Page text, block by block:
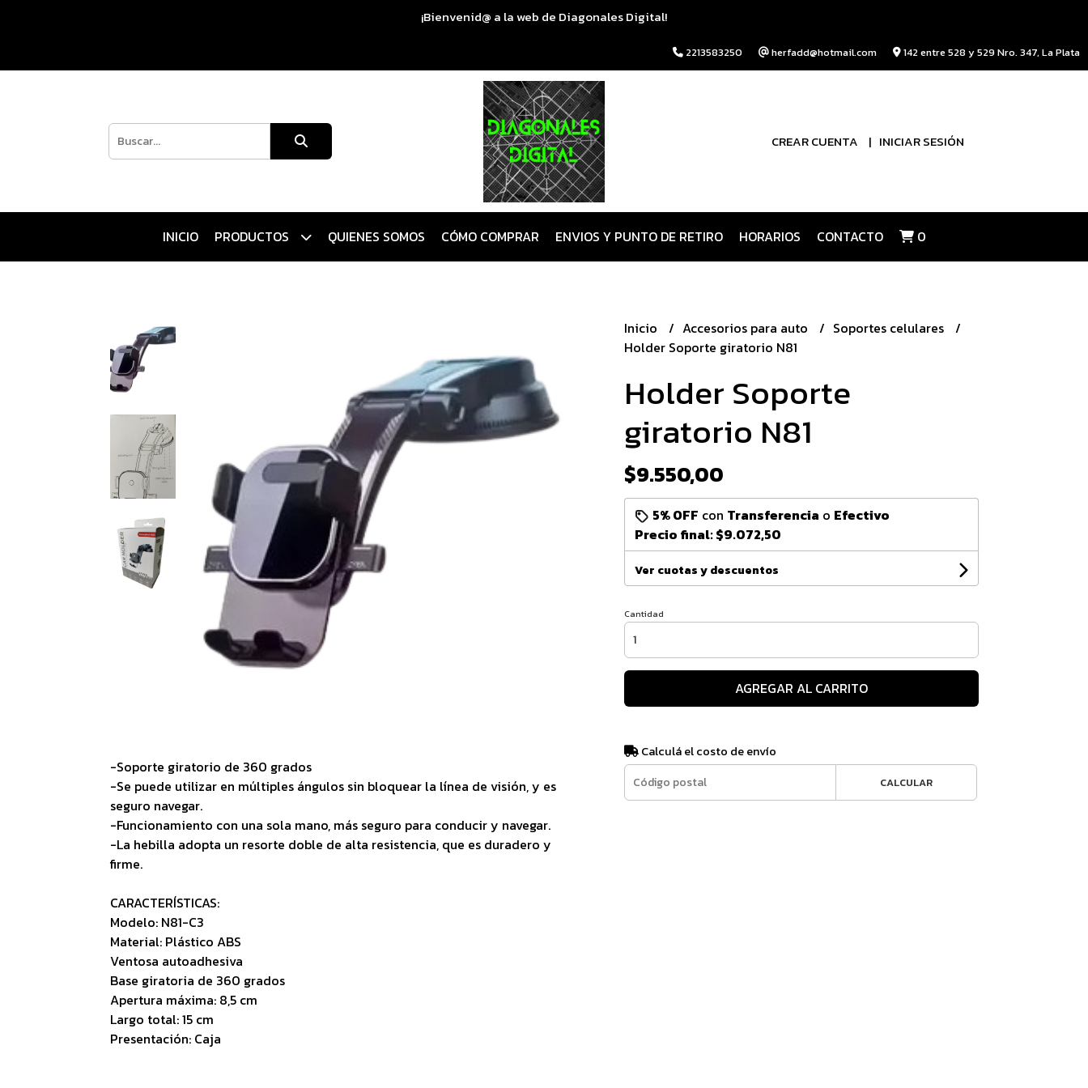
¡Bienvenid@ a la web de Diagonales Digital!
2213583250 herfadd@hotmail.com 142 entre 528 y 529 Nro. 347, La Plata
CREAR CUENTA INICIAR SESIÓN
INICIO PRODUCTOS QUIENES SOMOS CÓMO COMPRAR ENVIOS Y PUNTO DE RETIRO HORARIOS CONTACTO 0
-Soporte giratorio de 360 grados
-Se puede utilizar en múltiples ángulos sin bloquear la línea de visión, y es
seguro navegar.
-Funcionamiento con una sola mano, más seguro para conducir y navegar.
-La hebilla adopta un resorte doble de alta resistencia, que es duradero y
firme.
CARACTERÍSTICAS:
Modelo: N81-C3
Material: Plástico ABS
Ventosa autoadhesiva
Base giratoria de 360 grados
Apertura máxima: 8,5 cm
Largo total: 15 cm
Presentación: Caja
Inicio Accesorios para auto
Soportes celulares
Holder Soporte giratorio N81
Holder Soporte
giratorio N81
$9.550,00
5% OFF con Transferencia o Efectivo
Precio final:$9.072,50
Ver cuotas y descuentos
Cantidad
AGREGAR AL CARRITO
Calculá el costo de envío
CALCULAR